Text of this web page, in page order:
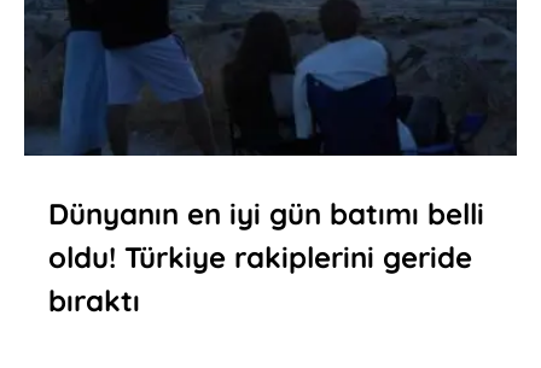
Dünyanın en iyi gün batımı belli
oldu! Türkiye rakiplerini geride
bıraktı